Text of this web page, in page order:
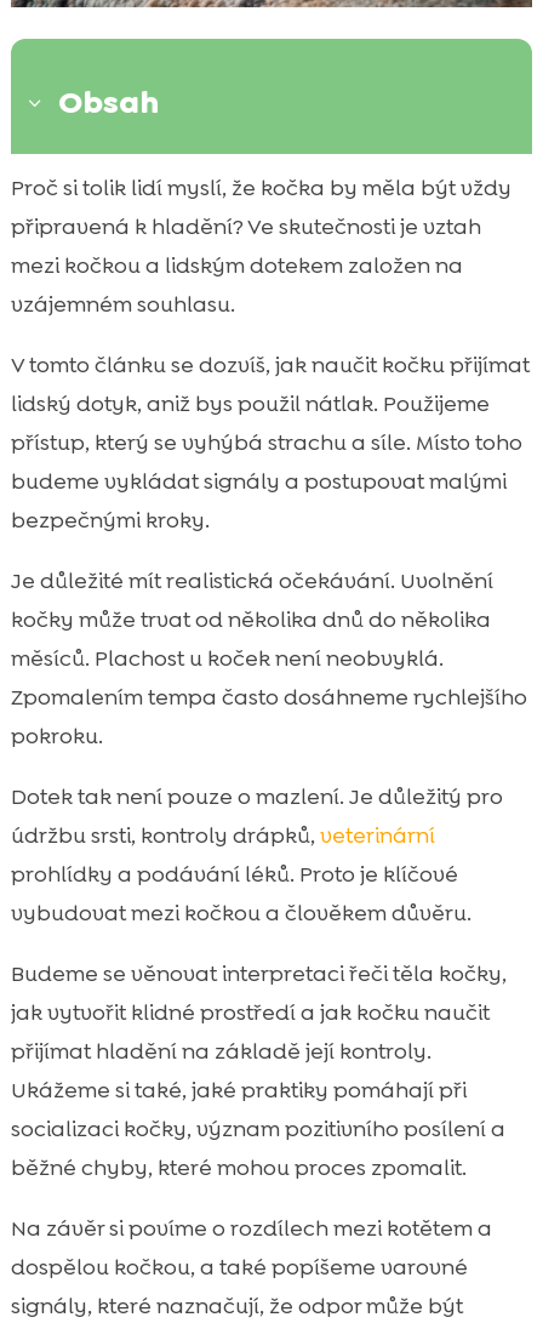
3 Obsah

Proč některé kočky nemají rády dotek a co
nám tím říkají
 Jak poznáme, že je naše kočka připravená
(domov, rutiny, klid)
 zvykání kočky na lidský dotyk
Krok za krokem: techniky, které fungují i u
Jak hladit správně: místa, tlak, rytmus a
načasování
 Posilování pozitivních asociací: pamlsky,
Nejčastější chyby při zvykání na dotek a
jak se jim vyhnout
Dotek u koťat vs. dospělých koček: rozdíly v
přístupu
nesnášenlivost dotyku
Podpora pohody doma: výživa a hygiena
jako součást práce s důvěrou
 Jak zapojit rodinu a návštěvy, aby kočka
Závěr
 FAQ
Proč si tolik lidí myslí, že kočka by měla být vždy
připravená k hladění? Ve skutečnosti je vztah
mezi kočkou a lidským dotekem založen na
vzájemném souhlasu.
V tomto článku se dozvíš, jak naučit kočku přijímat
lidský dotyk, aniž bys použil nátlak. Použijeme
přístup, který se vyhýbá strachu a síle. Místo toho
budeme vykládat signály a postupovat malými
bezpečnými kroky.
Je důležité mít realistická očekávání. Uvolnění
kočky může trvat od několika dnů do několika
měsíců. Plachost u koček není neobvyklá.
Zpomalením tempa často dosáhneme rychlejšího
pokroku.
Dotek tak není pouze o mazlení. Je důležitý pro
údržbu srsti, kontroly drápků, veterinární
prohlídky a podávání léků. Proto je klíčové
vybudovat mezi kočkou a člověkem důvěru.
Budeme se věnovat interpretaci řeči těla kočky,
jak vytvořit klidné prostředí a jak kočku naučit
přijímat hladění na základě její kontroly.
Ukážeme si také, jaké praktiky pomáhají při
socializaci kočky, význam pozitivního posílení a
běžné chyby, které mohou proces zpomalit.
Na závěr si povíme o rozdílech mezi kotětem a
dospělou kočkou, a také popíšeme varovné
signály, které naznačují, že odpor může být